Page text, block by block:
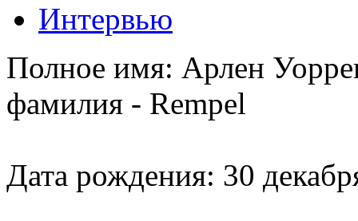
Интервью
Полное имя: Арлен
фамилия - Rempel
Дата рождения: 30